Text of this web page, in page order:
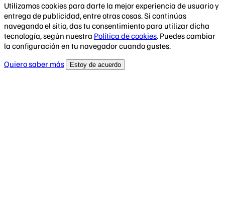
Utilizamos cookies para darte la mejor experiencia de usuario y
entrega de publicidad, entre otras cosas. Si continúas
navegando el sitio, das tu consentimiento para utilizar dicha
tecnología, según nuestra Política de cookies. Puedes cambiar
la configuración en tu navegador cuando gustes.
Quiero saber más
Estoy de acuerdo